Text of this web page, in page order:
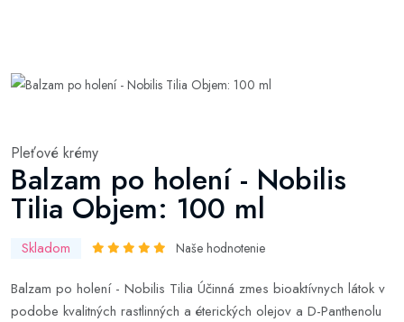
Pleťové krémy
Balzam po holení - Nobilis
Tilia Objem: 100 ml
Skladom Naše hodnotenie
Balzam po holení - Nobilis Tilia Účinná zmes bioaktívnych látok v
podobe kvalitných rastlinných a éterických olejov a D-Panthenolu